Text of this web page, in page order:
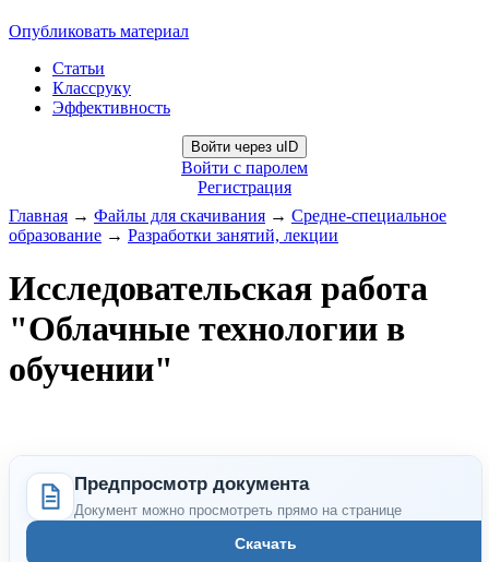
Опубликовать материал
Статьи
Классруку
Эффективность
Войти через uID
Войти с паролем
Регистрация
Главная → Файлы для скачивания → Средне-специальное
образование → Разработки занятий, лекции
Исследовательская работа
"Облачные технологии в
обучении"
Предпросмотр документа
Документ можно просмотреть прямо на странице
Скачать